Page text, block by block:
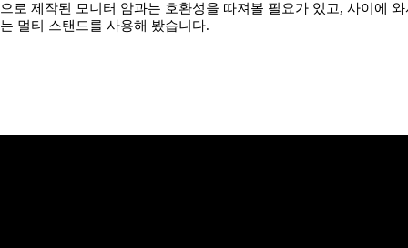
으로 제작된 모니터 암과는 호환성을 따져볼 필요가 있고, 사이에
는 멀티 스탠드를 사용해 봤습니다.